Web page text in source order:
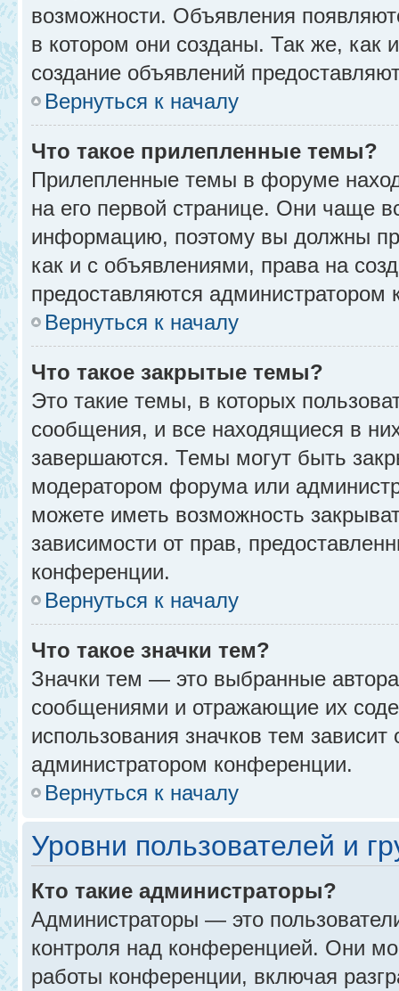
возможности. Объявления
в котором они созданы. Так же,
создание объявлений
Вернуться к началу
Что такое прилепленные темы?
Прилепленные темы в форуме
на его первой странице. Они чаще
информацию, поэтому вы должны
как и с объявлениями, права на
предоставляются администратором
Вернуться к началу
Что такое закрытые темы?
Это такие темы, в которых
сообщения, и все находящиеся в
завершаются. Темы могут быть
модератором форума или
можете иметь возможность
зависимости от прав,
конференции.
Вернуться к началу
Что такое значки тем?
Значки тем — это выбранные
сообщениями и отражающие их
использования значков тем
администратором конференции.
Вернуться к началу
Уровни пользователей и
Кто такие администраторы?
Администраторы — это
контроля над конференцией. Они
работы конференции, включая